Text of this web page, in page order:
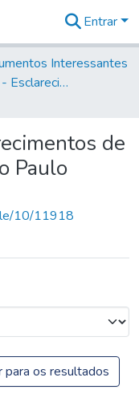
Entrar
Interessantes
Volume 01 (2) - Esclarecimentos de fatos da História de São Paulo
de
Paulo
10/11918
para os resultados